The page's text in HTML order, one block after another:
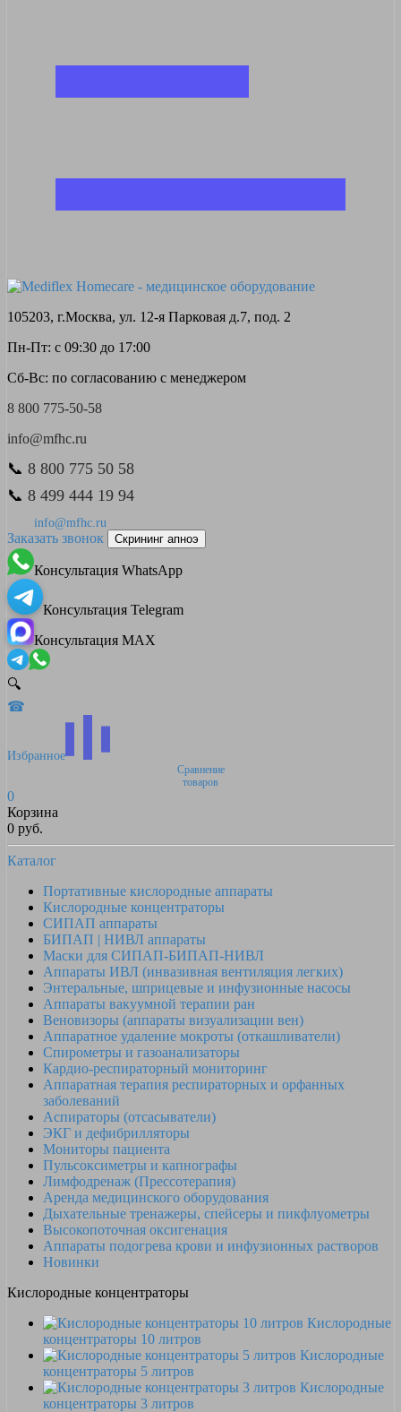
105203, г.Москва, ул. 12-я Парковая д.7, под. 2
Пн-Пт: с 09:30 до 17:00
Сб-Вс: по согласованию с менеджером
8 800 775-50-58
info@mfhc.ru
📞 8 800 775 50 58
📞 8 499 444 19 94
info@mfhc.ru
Заказать звонок Скрининг апноэ
Консультация WhatsApp
Консультация Telegram
Консультация MAX
🔍
☎
Избранное
Сравнение
товаров
0
Корзина
0 руб.
Каталог
Портативные кислородные аппараты
Кислородные концентраторы
СИПАП аппараты
БИПАП | НИВЛ аппараты
Маски для СИПАП-БИПАП-НИВЛ
Аппараты ИВЛ (инвазивная вентиляция легких)
Энтеральные, шприцевые и инфузионные насосы
Аппараты вакуумной терапии ран
Веновизоры (аппараты визуализации вен)
Аппаратное удаление мокроты (откашливатели)
Спирометры и газоанализаторы
Кардио-респираторный мониторинг
Аппаратная терапия респираторных и орфанных
заболеваний
Аспираторы (отсасыватели)
ЭКГ и дефибрилляторы
Мониторы пациента
Пульсоксиметры и капнографы
Лимфодренаж (Прессотерапия)
Аренда медицинского оборудования
Дыхательные тренажеры, спейсеры и пикфлуометры
Высокопоточная оксигенация
Аппараты подогрева крови и инфузионных растворов
Новинки
Кислородные концентраторы
Кислородные
концентраторы 10 литров
Кислородные
концентраторы 5 литров
Кислородные
концентраторы 3 литров